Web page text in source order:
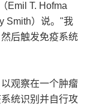
Emil T. Hofma
Smith）说。"我
后触发免疫系统
观察在一个肿瘤
统识别并自行攻